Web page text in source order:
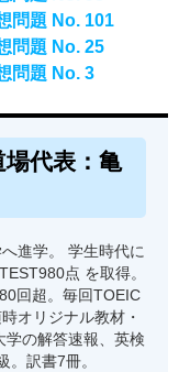
問題 No. 101
問題 No. 25
問題 No. 3
代表：亀
進学。 学生時代に
点 を取得。
回超。毎回TOEIC
オリジナル教材・
学の解答速報、英検
。訳書7冊。